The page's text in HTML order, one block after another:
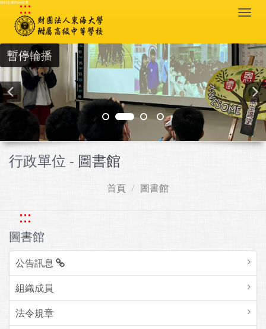
跳到主要內容區塊
:::
暫停輪播
行政單位 - 圖書館
首頁 圖書館
:::
圖書館
公告訊息
組織成員
法令規章